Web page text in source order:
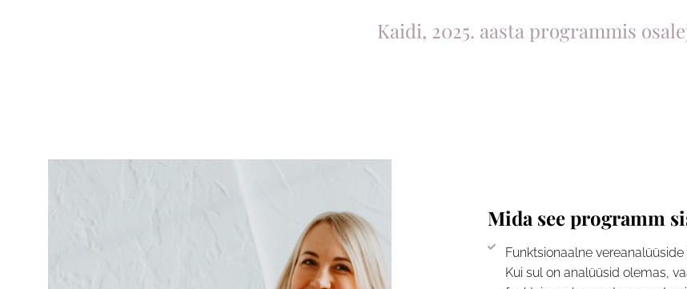
Kaidi, 2025. aasta programmis
Mida see programm
Funktsionaalne
Kui sul on analüüsid olemas,